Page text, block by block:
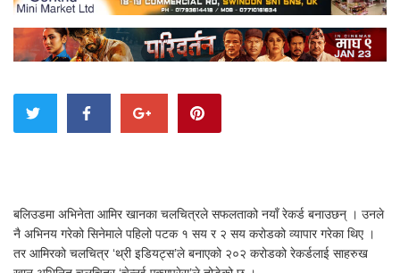
बलिउडमा अभिनेता आमिर खानका चलचित्रले सफलताको नयाँ रेकर्ड बनाउछन् । उनले
नै अभिनय गरेको सिनेमाले पहिलो पटक १ सय र २ सय करोडको व्यापार गरेका थिए ।
तर आमिरको चलचित्र ‘थ्री इडियट्स’ले बनाएको २०२ करोडको रेकर्डलाई साहरुख